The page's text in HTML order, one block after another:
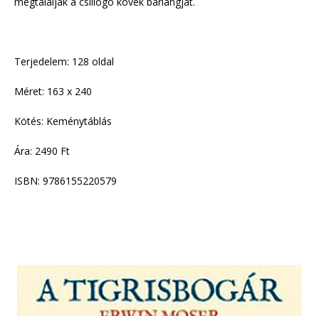
Terjedelem: 128 oldal
Méret: 163 x 240
Kötés: Keménytáblás
Ára: 2490 Ft
ISBN: 9786155220579